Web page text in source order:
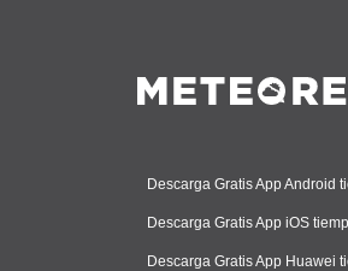
Descarga Gratis App Android
Descarga Gratis App iOS
Descarga Gratis App Huawei